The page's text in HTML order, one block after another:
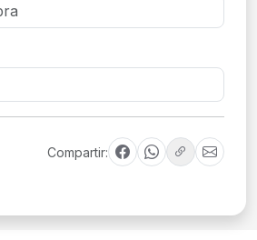
Compartir: